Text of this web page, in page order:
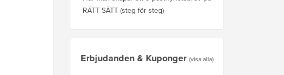
RÄTT SÄTT (steg för steg)
Erbjudanden & Kuponger (visa alla)